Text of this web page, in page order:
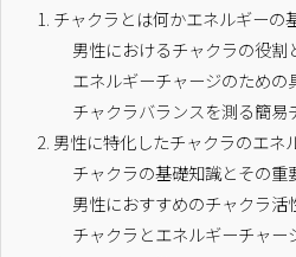
1. チャクラとは何かエネルギーの
男性におけるチャクラの役割
エネルギーチャージのための
チャクラバランスを測る簡易
2. 男性に特化したチャクラのエネ
チャクラの基礎知識とその重
男性におすすめのチャクラ活
チャクラとエネルギーチャー